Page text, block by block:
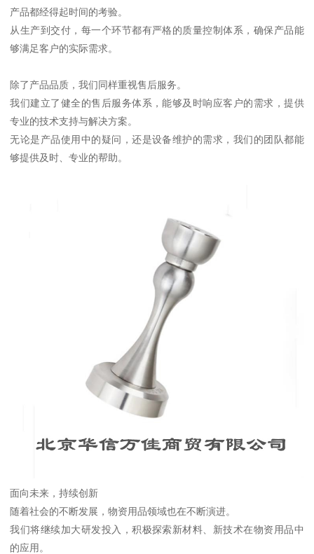
产品都经得起时间的考验。
从生产到交付，每一个环节都有严格的质量控制体系，确保产品能
够满足客户的实际需求。
除了产品品质，我们同样重视售后服务。
我们建立了健全的售后服务体系，能够及时响应客户的需求，提供
专业的技术支持与解决方案。
无论是产品使用中的疑问，还是设备维护的需求，我们的团队都能
够提供及时、专业的帮助。
面向未来，持续创新
随着社会的不断发展，物资用品领域也在不断演进。
我们将继续加大研发投入，积极探索新材料、新技术在物资用品中
的应用。